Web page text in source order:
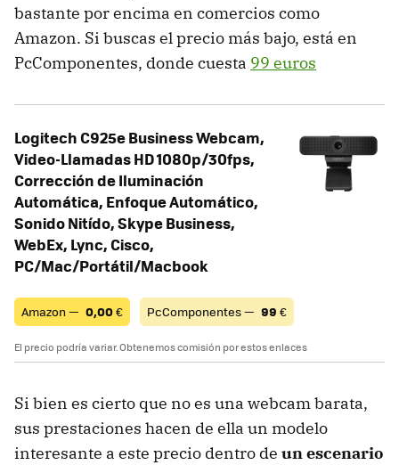
bastante por encima en comercios como
Amazon. Si buscas el precio más bajo, está en
PcComponentes, donde cuesta 99 euros
Logitech C925e Business Webcam,
Video-Llamadas HD 1080p/30fps,
Corrección de Iluminación
Automática, Enfoque Automático,
Sonido Nitído, Skype Business,
WebEx, Lync, Cisco,
PC/Mac/Portátil/Macbook
Amazon — 0,00€ PcComponentes — 99 €
El precio podría variar. Obtenemos comisión por estos enlaces
Si bien es cierto que no es una webcam barata,
sus prestaciones hacen de ella un modelo
interesante a este precio dentro de un escenario